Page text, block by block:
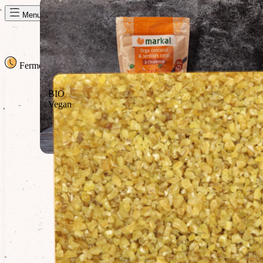
Menu Panier de la semaine
Fermé · Ouvre demain à 09h30 Dem. 09h30
BIO
Vegan